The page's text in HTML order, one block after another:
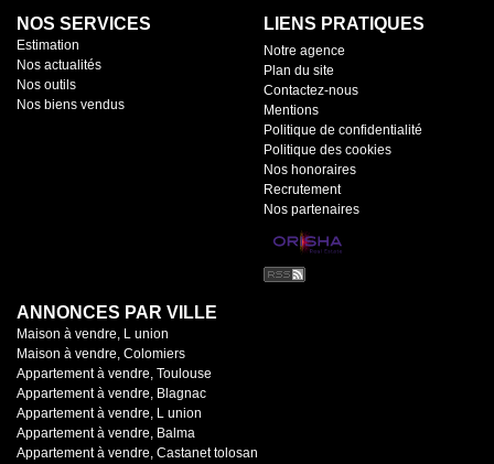
NOS SERVICES
Estimation
Nos actualités
Nos outils
Nos biens vendus
LIENS PRATIQUES
Notre agence
Plan du site
Contactez-nous
Mentions
Politique de confidentialité
Politique des cookies
Nos honoraires
Recrutement
Nos partenaires
ANNONCES PAR VILLE
Maison à vendre, L union
Maison à vendre, Colomiers
Appartement à vendre, Toulouse
Appartement à vendre, Blagnac
Appartement à vendre, L union
Appartement à vendre, Balma
Appartement à vendre, Castanet tolosan